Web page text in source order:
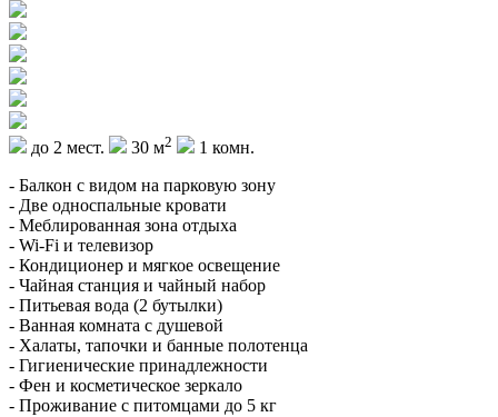
до 2 мест. 30 м2
1 комн.
- Балкон с видом на парковую зону
- Две односпальные кровати
- Меблированная зона отдыха
- Wi-Fi и телевизор
- Кондиционер и мягкое освещение
- Чайная станция и чайный набор
- Питьевая вода (2 бутылки)
- Ванная комната с душевой
- Халаты, тапочки и банные полотенца
- Гигиенические принадлежности
- Фен и косметическое зеркало
- Проживание с питомцами до 5 кг